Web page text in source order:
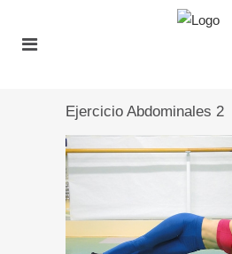
Ejercicio Abdominales 2